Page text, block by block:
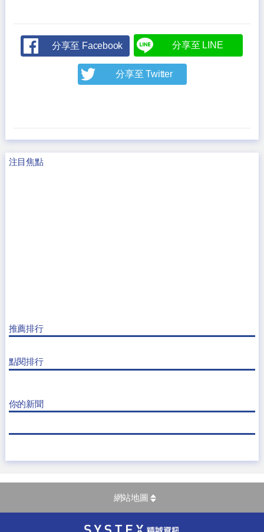
分享至 Facebook 分享至 LINE
分享至 Twitter
注目焦點
推薦排行
點閱排行
你的新聞
網站地圖